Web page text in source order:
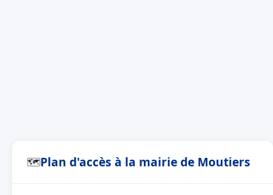
🗺Plan d'accès à la mairie de Moutiers